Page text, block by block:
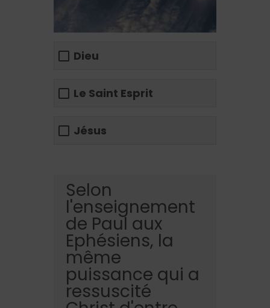
Dieu
Le Saint Esprit
Jésus
Selon
l'enseignement
de Paul aux
Ephésiens, la
même
puissance qui a
ressuscité